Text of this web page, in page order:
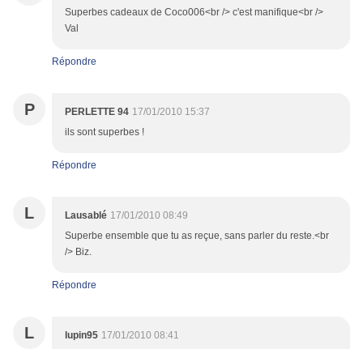
Superbes cadeaux de Coco006<br /> c'est manifique<br />
Val
Répondre
P PERLETTE 94 17/01/2010 15:37
ils sont superbes !
Répondre
L Lausablé 17/01/2010 08:49
Superbe ensemble que tu as reçue, sans parler du reste.<br
/> Biz.
Répondre
L lupin95 17/01/2010 08:41